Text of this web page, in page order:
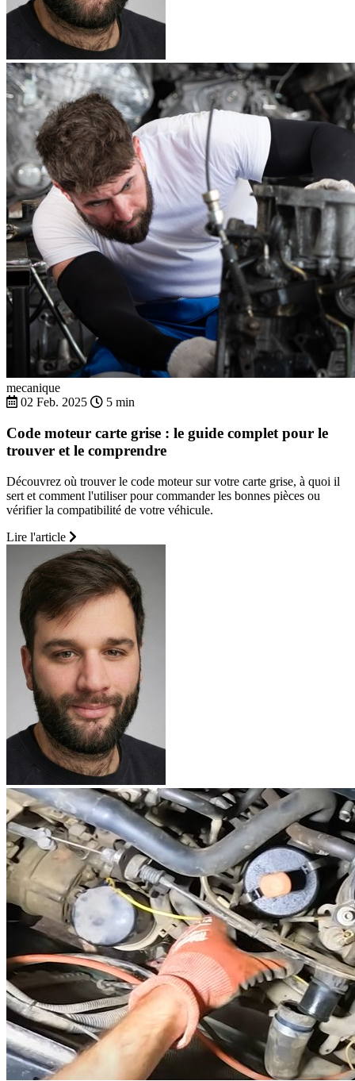
mecanique
02 Feb. 2025
5 min
Code moteur carte grise : le guide complet pour le
trouver et le comprendre
Découvrez où trouver le code moteur sur votre carte grise, à quoi il
sert et comment l'utiliser pour commander les bonnes pièces ou
vérifier la compatibilité de votre véhicule.
Lire l'article